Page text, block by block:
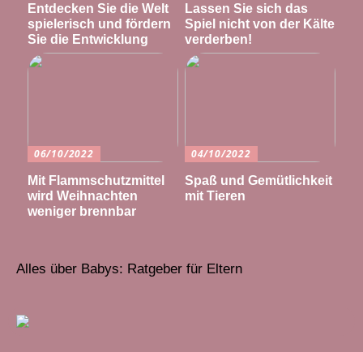
Entdecken Sie die Welt
spielerisch und fördern
Sie die Entwicklung
Lassen Sie sich das
Spiel nicht von der Kälte
verderben!
06/10/2022
Mit Flammschutzmittel
wird Weihnachten
weniger brennbar
04/10/2022
Spaß und Gemütlichkeit
mit Tieren
Alles über Babys: Ratgeber für Eltern